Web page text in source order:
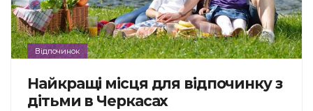
Відпочинок
Найкращі місця для відпочинку з
дітьми в Черкасах